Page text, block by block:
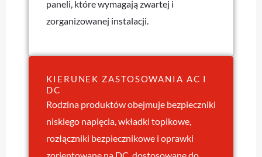
paneli, które wymagają zwartej i
zorganizowanej instalacji.
KIERUNEK ZASTOSOWANIA AC I
DC
Rodzina produktów obejmuje bezpieczniki
niskiego napięcia, wkładki topikowe,
rozłączniki bezpiecznikowe i oprawki